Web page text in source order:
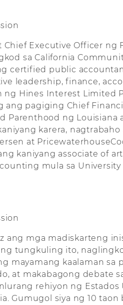
Chief Executive Officer
sa California
certified public
leadership, finance,
Hines Interest Limited
ang pagiging Chief
Parenthood ng
karera,
at
kaniyang associate of
mula sa
ang mga madiskarteng
tungkuling ito,
mayamang kaalaman
at makabagong debate
rehiyon ng
Gumugol siya ng 10